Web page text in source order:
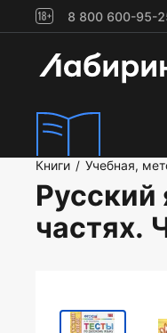
8 800 600-95-
Книги / Учебная,
Русский
частях.